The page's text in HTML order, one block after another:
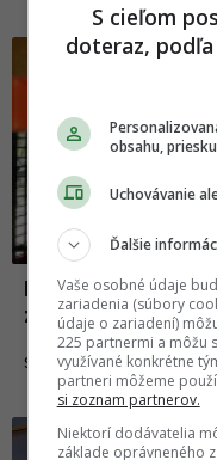
Koniec
zanedlho pohltí
SLOVENSKO
Slovensko
S cieľom
doteraz,
obsahu,
Uchovávanie
Ďalšie
Vaše osobné údaje
zariadenia (súbory
údaje o zariadení)
225 partnermi a môžu
využívané konkrétne
partneri môžeme
si zoznam partnerov.
Niektorí dodávatelia
základe oprávneného